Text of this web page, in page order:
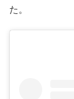
た。